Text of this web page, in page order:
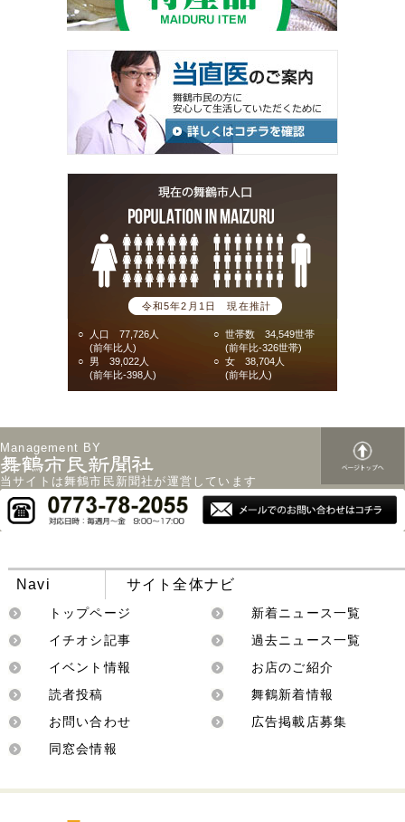
令和5年2月1日 現在推計
○
人口 77,726人
(前年比人)
○
男 39,022人
(前年比-398人)
○ 世帯数 34,549世帯
(前年比-326世帯)
○ 女 38,704人
(前年比人)
Management BY
当サイトは舞鶴市民新聞社が運営しています
Navi サイト全体ナビ
トップページ
新着ニュース一覧
イチオシ記事
過去ニュース一覧
イベント情報
お店のご紹介
読者投稿
舞鶴新着情報
お問い合わせ
広告掲載店募集
同窓会情報